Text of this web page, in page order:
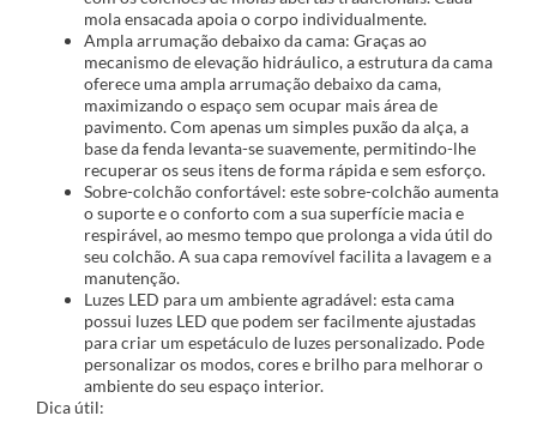
mola ensacada apoia o corpo individualmente.
Ampla arrumação debaixo da cama: Graças ao
mecanismo de elevação hidráulico, a estrutura da cama
oferece uma ampla arrumação debaixo da cama,
maximizando o espaço sem ocupar mais área de
pavimento. Com apenas um simples puxão da alça, a
base da fenda levanta-se suavemente, permitindo-lhe
recuperar os seus itens de forma rápida e sem esforço.
Sobre-colchão confortável: este sobre-colchão aumenta
o suporte e o conforto com a sua superfície macia e
respirável, ao mesmo tempo que prolonga a vida útil do
seu colchão. A sua capa removível facilita a lavagem e a
manutenção.
Luzes LED para um ambiente agradável: esta cama
possui luzes LED que podem ser facilmente ajustadas
para criar um espetáculo de luzes personalizado. Pode
personalizar os modos, cores e brilho para melhorar o
ambiente do seu espaço interior.
Dica útil: